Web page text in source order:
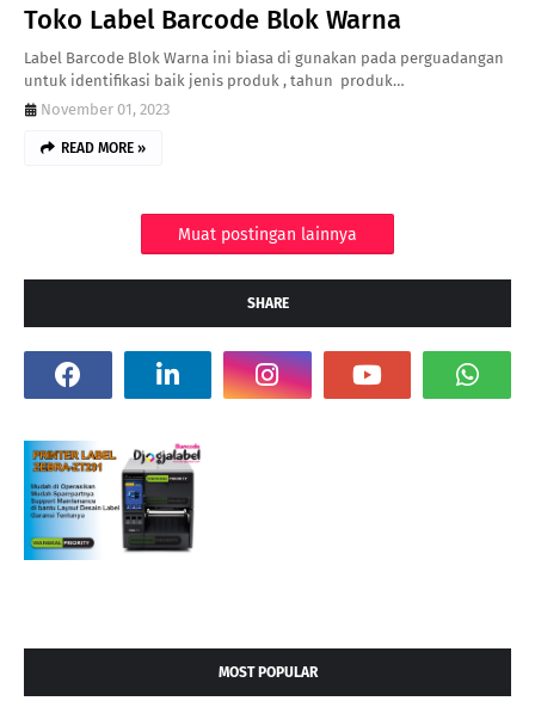
Toko Label Barcode Blok Warna
Label Barcode Blok Warna ini biasa di gunakan pada perguadangan
untuk identifikasi baik jenis produk , tahun produk…
November 01, 2023
READ MORE »
Muat postingan lainnya
SHARE
MOST POPULAR